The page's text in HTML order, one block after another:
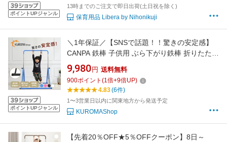
ポイントUPジャンル
13時までのご注文で即日出荷(土日祝を除く)
保育用品 Libera by Nihonikuji
ポイントUPジャンル
＼1年保証／【SNSで話題！！驚きの安定感】
CANPA 鉄棒 子供用 ぶら下がり鉄棒 折りたたみ
自立式 室内 子供 コンパクト 家庭用 耐荷重約
100kg 高さ調節 てつぼう さか上がり キッズ ぶ
らさがり 屋外 ブランコ 体操 運動 小学生 誕生
日 ギフト クリスマス
9,980 円 送料無料
900ポイント (1倍+9倍UP)
4.83(6件)
1〜3営業日以内に関東地方から発送予定
KUROMAShop
【先着20％OFF★5％OFFクーポン】8日～